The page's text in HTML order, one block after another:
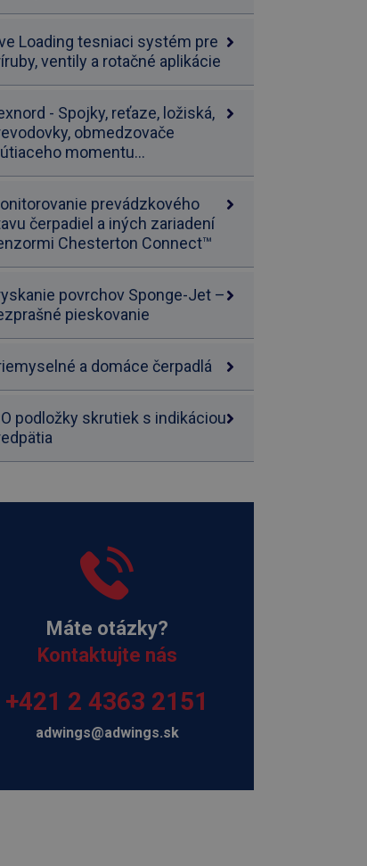
Loading tesniaci systém pre
ventily a rotačné aplikácie
- Spojky, reťaze, ložiská,
obmedzovače
momentu...
prevádzkového
čerpadiel a iných zariadení
Chesterton Connect™
povrchov Sponge-Jet –
pieskovanie
a domáce čerpadlá
podložky skrutiek s indikáciou
Máte otázky?
Kontaktujte nás
+421 2 4363 2151
adwings@adwings.sk